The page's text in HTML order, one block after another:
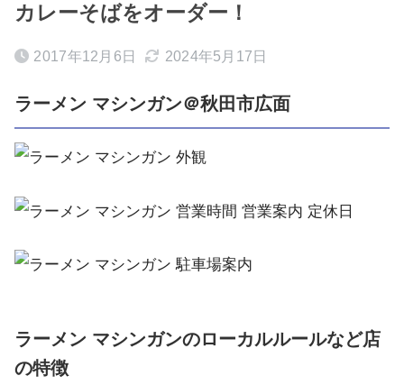
カレーそばをオーダー！
2017年12月6日 2024年5月17日
ラーメン マシンガン＠秋田市広面
ラーメン マシンガンのローカルルールなど店
の特徴